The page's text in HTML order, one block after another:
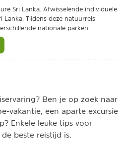
Sri Lanka. Afwisselende individuele
Lanka. Tijdens deze natuurreis
nationale parken.
Ben je op zoek naar
vakantie, een aparte excursie
Enkele leuke tips voor
beste reistijd is.